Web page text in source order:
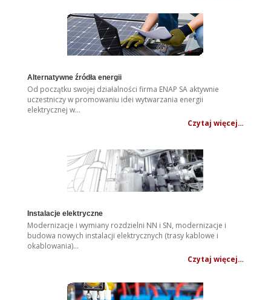
Alternatywne źródła energii
Od początku swojej działalności firma ENAP SA aktywnie
uczestniczy w promowaniu idei wytwarzania energii
elektrycznej w…
Czytaj więcej…
Instalacje elektryczne
Modernizacje i wymiany rozdzielni NN i SN, modernizacje i
budowa nowych instalacji elektrycznych (trasy kablowe i
okablowania)…
Czytaj więcej…